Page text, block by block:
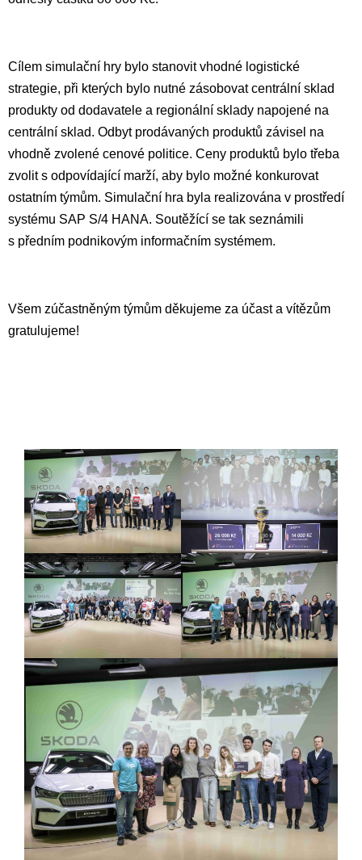
Cílem simulační hry bylo stanovit vhodné logistické
strategie, při kterých bylo nutné zásobovat centrální sklad
produkty od dodavatele a regionální sklady napojené na
centrální sklad. Odbyt prodávaných produktů závisel na
vhodně zvolené cenové politice. Ceny produktů bylo třeba
zvolit s odpovídající marží, aby bylo možné konkurovat
ostatním týmům. Simulační hra byla realizována v prostředí
systému SAP S/4 HANA. Soutěžící se tak seznámili
s předním podnikovým informačním systémem.
Všem zúčastněným týmům děkujeme za účast a vítězům
gratulujeme!